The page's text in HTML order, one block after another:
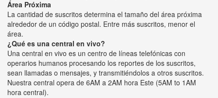
Área Próxima
La cantidad de suscritos determina el tamaño del área próxima
alrededor de un código postal. Entre más suscritos, menor el
área.
¿Qué es una central en vivo?
Una central en vivo es un centro de líneas telefónicas con
operarios humanos procesando los reportes de los suscritos,
sean llamadas o mensajes, y transmitiéndolos a otros suscritos.
Nuestra central opera de 6AM a 2AM hora Este (5AM to 1AM
hora central).